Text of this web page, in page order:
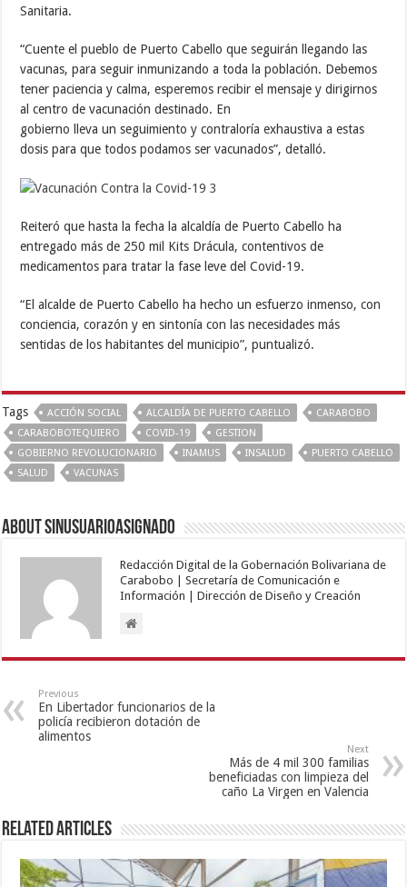
Sanitaria.
“Cuente el pueblo de Puerto Cabello que seguirán llegando las
vacunas, para seguir inmunizando a toda la población. Debemos
tener paciencia y calma, esperemos recibir el mensaje y dirigirnos
al centro de vacunación destinado. En
gobierno lleva un seguimiento y contraloría exhaustiva a estas
dosis para que todos podamos ser vacunados”, detalló.
Reiteró que hasta la fecha la alcaldía de Puerto Cabello ha
entregado más de 250 mil Kits Drácula, contentivos de
medicamentos para tratar la fase leve del Covid-19.
“El alcalde de Puerto Cabello ha hecho un esfuerzo inmenso, con
conciencia, corazón y en sintonía con las necesidades más
sentidas de los habitantes del municipio”, puntualizó.
Tags ACCIÓN SOCIAL ALCALDÍA DE PUERTO CABELLO
CARABOBO
CARABOBOTEQUIERO
COVID-19
GESTION
GOBIERNO REVOLUCIONARIO
INAMUS INSALUD
PUERTO CABELLO
SALUD
VACUNAS
About sinusuarioasignado
Redacción Digital de la Gobernación Bolivariana de
Carabobo | Secretaría de Comunicación e
Información | Dirección de Diseño y Creación
Previous
En Libertador funcionarios de la
policía recibieron dotación de
alimentos
Next
Más de 4 mil 300 familias
beneficiadas con limpieza del
caño La Virgen en Valencia
Related Articles